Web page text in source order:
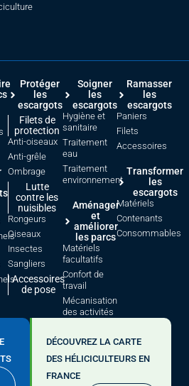
DÉCOUVREZ LA CARTE
DES HÉLICICULTEURS EN
FRANCE
Protéger
les
escargots
Filets de
protection
Anti-oiseaux
Anti-grêle
Ombrage
Lutte
contre les
nuisibles
Rongeurs
Oiseaux
Insectes
Sangliers
Accessoires
de pose
Soigner
les
escargots
Hygiène et
sanitaire
Traitement
eau
Traitement
environnement
Aménager
et
améliorer
les parcs
Matériels
facultatifs
Confort de
travail
Mécanisation
des activités
Ramasser
les
escargots
Paniers
Filets
Accessoires
Transformer
les
escargots
Matériels
Contenants
Consommables